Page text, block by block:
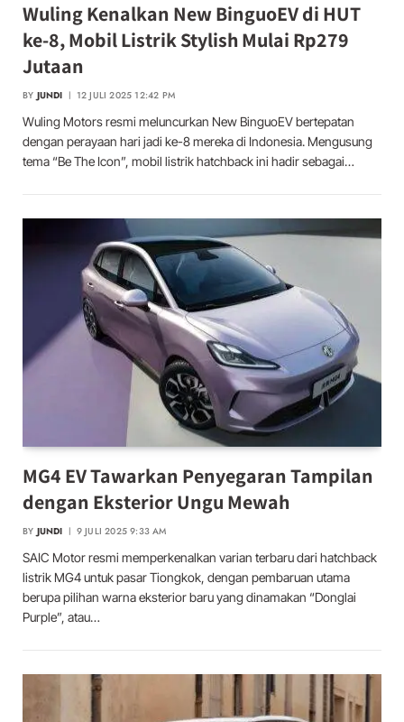
Wuling Kenalkan New BinguoEV di HUT
ke-8, Mobil Listrik Stylish Mulai Rp279
Jutaan
BY JUNDI 12 JULI 2025 12:42 PM
Wuling Motors resmi meluncurkan New BinguoEV bertepatan
dengan perayaan hari jadi ke-8 mereka di Indonesia. Mengusung
tema “Be The Icon”, mobil listrik hatchback ini hadir sebagai…
MG4 EV Tawarkan Penyegaran Tampilan
dengan Eksterior Ungu Mewah
BY JUNDI 9 JULI 2025 9:33 AM
SAIC Motor resmi memperkenalkan varian terbaru dari hatchback
listrik MG4 untuk pasar Tiongkok, dengan pembaruan utama
berupa pilihan warna eksterior baru yang dinamakan “Donglai
Purple”, atau…